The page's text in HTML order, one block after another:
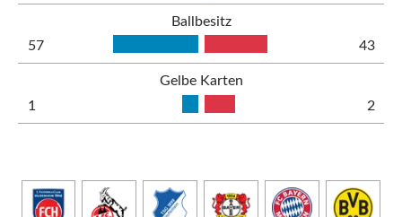
Ballbesitz
57
43
Gelbe Karten
1
2